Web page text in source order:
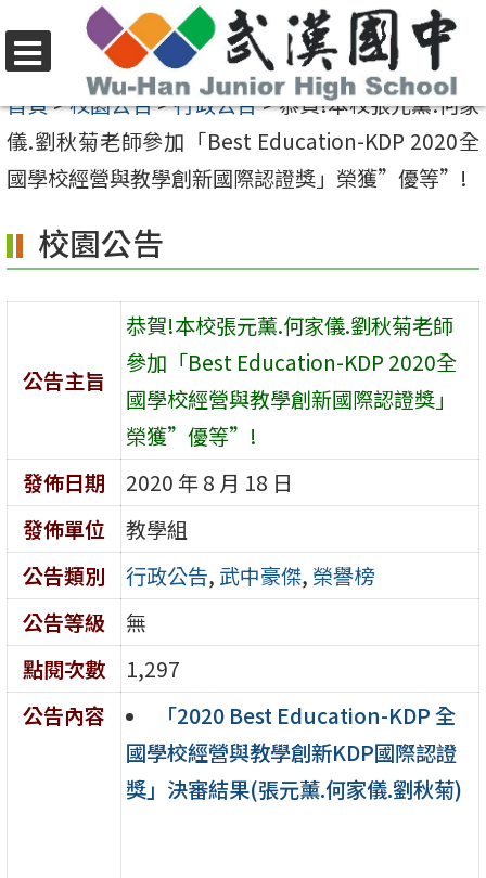
至
要
內
區
選
單
首頁>校園公告>行政公告>恭賀!本校張元薰.何家
儀.劉秋菊老師參加「Best Education-KDP 2020全
國學校經營與教學創新國際認證獎」榮獲”優等”!
校園公告
公告主旨
恭賀!本校張元薰.何家儀.劉秋菊老師
參加「Best Education-KDP 2020全
國學校經營與教學創新國際認證獎」
榮獲”優等”!
發佈日期
2020 年 8 月 18 日
發佈單位
教學組
公告類別
行政公告, 武中豪傑, 榮譽榜
公告等級
無
點閱次數
1,297
公告內容
「2020 Best Education-KDP 全
國學校經營與教學創新KDP國際認證
獎」決審結果(張元薰.何家儀.劉秋菊)